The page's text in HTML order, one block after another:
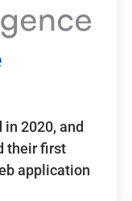
2020, and
their first
application